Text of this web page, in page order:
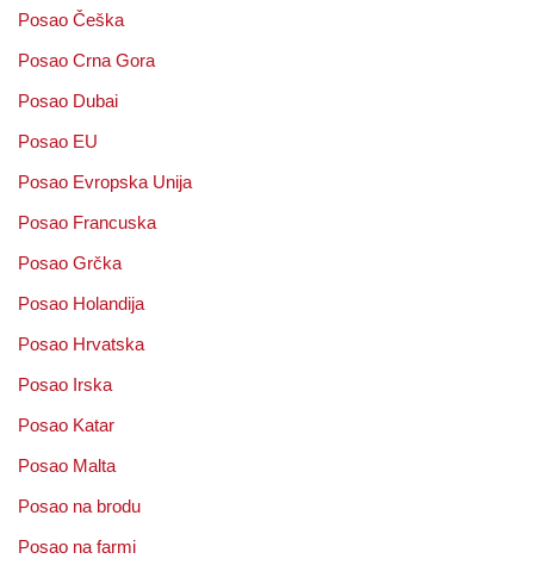
Posao Češka
Posao Crna Gora
Posao Dubai
Posao EU
Posao Evropska Unija
Posao Francuska
Posao Grčka
Posao Holandija
Posao Hrvatska
Posao Irska
Posao Katar
Posao Malta
Posao na brodu
Posao na farmi